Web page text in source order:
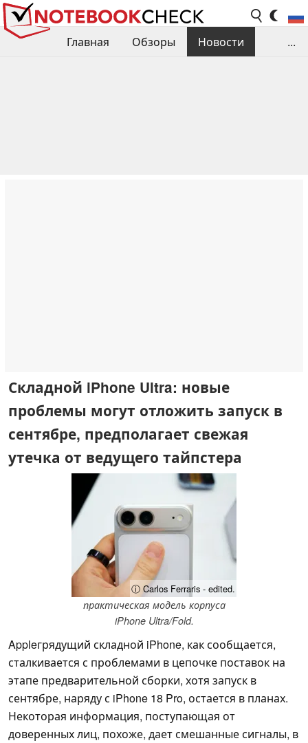
Главная Обзоры
Новости
...
Складной iPhone Ultra: новые
проблемы могут отложить запуск в
сентябре, предполагает свежая
утечка от ведущего тайпстера
ⓘ Carlos Ferraris - edited.
практическая модель корпуса
iPhone Ultra/Fold.
Appleгрядущий складной iPhone, как сообщается,
сталкивается с проблемами в цепочке поставок на
этапе предварительной сборки, хотя запуск в
сентябре, наряду с iPhone 18 Pro, остается в планах.
Некоторая информация, поступающая от
доверенных лиц, похоже, дает смешанные сигналы, в